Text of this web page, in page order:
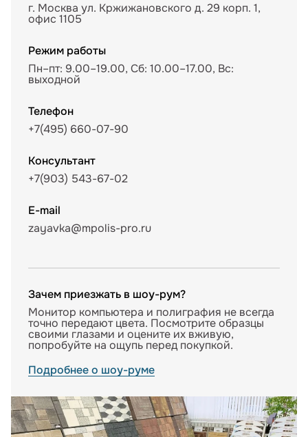
г. Москва ул. Кржижановского д. 29 корп. 1,
офис 1105
Режим работы
Пн–пт: 9.00–19.00, Сб: 10.00–17.00, Вс:
выходной
Телефон
+7(495) 660-07-90
Консультант
+7(903) 543-67-02
E-mail
zayavka@mpolis-pro.ru
Зачем приезжать в шоу-рум?
Монитор компьютера и полиграфия не всегда
точно передают цвета. Посмотрите образцы
своими глазами и оцените их вживую,
попробуйте на ощупь перед покупкой.
Подробнее о шоу-руме